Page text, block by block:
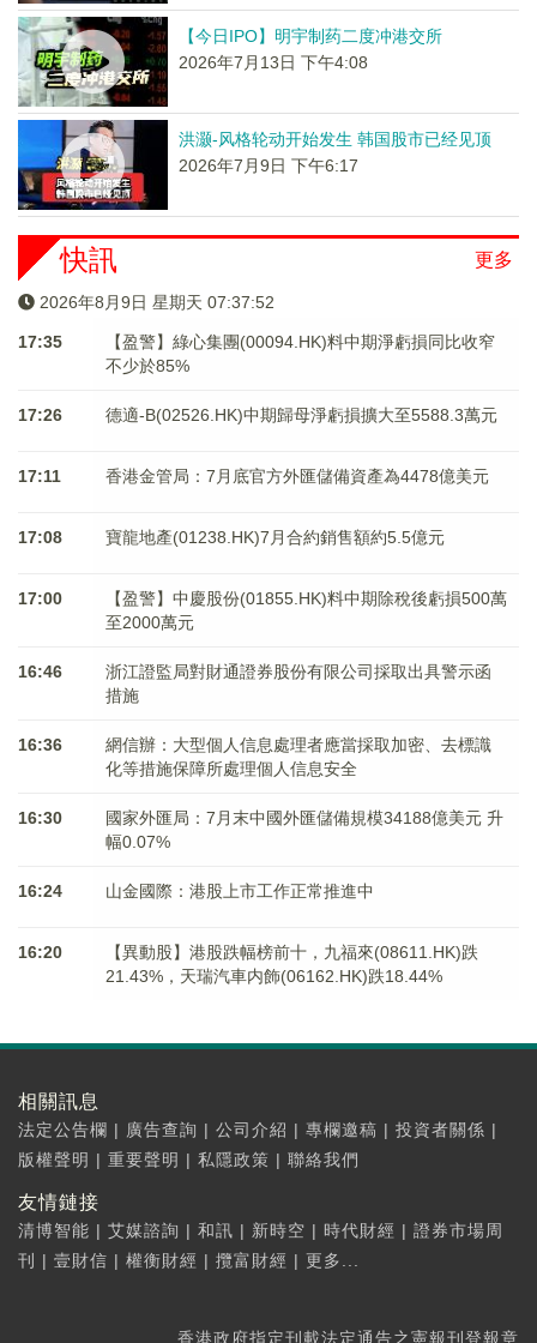
【今日IPO】明宇制药二度冲港交所
2026年7月13日 下午4:08
洪灏-风格轮动开始发生 韩国股市已经见顶
2026年7月9日 下午6:17
更多
快訊
2026年8月9日 星期天 07:37:53
17:35
【盈警】綠心集團(00094.HK)料中期淨虧損同比收窄
不少於85%
17:26 德適-B(02526.HK)中期歸母淨虧損擴大至5588.3萬元
17:11 香港金管局：7月底官方外匯儲備資產為4478億美元
17:08 寶龍地產(01238.HK)7月合約銷售額約5.5億元
17:00
【盈警】中慶股份(01855.HK)料中期除稅後虧損500萬
至2000萬元
16:46
浙江證監局對財通證券股份有限公司採取出具警示函
措施
16:36
網信辦：大型個人信息處理者應當採取加密、去標識
化等措施保障所處理個人信息安全
16:30
國家外匯局：7月末中國外匯儲備規模34188億美元 升
幅0.07%
16:24 山金國際：港股上市工作正常推進中
16:20
【異動股】港股跌幅榜前十，九福來(08611.HK)跌
21.43%，天瑞汽車内飾(06162.HK)跌18.44%
相關訊息
法定公告欄 | 廣告查詢 | 公司介紹 | 專欄邀稿 | 投資者關係 |
版權聲明 | 重要聲明 | 私隱政策 | 聯絡我們
友情鏈接
清博智能 | 艾媒諮詢 | 和訊 | 新時空 | 時代財經 | 證券市場周
刊
| 壹財信 | 權衡財經 | 攬富財經 | 更多...
香港政府指定刊載法定通告之憲報刊登報章